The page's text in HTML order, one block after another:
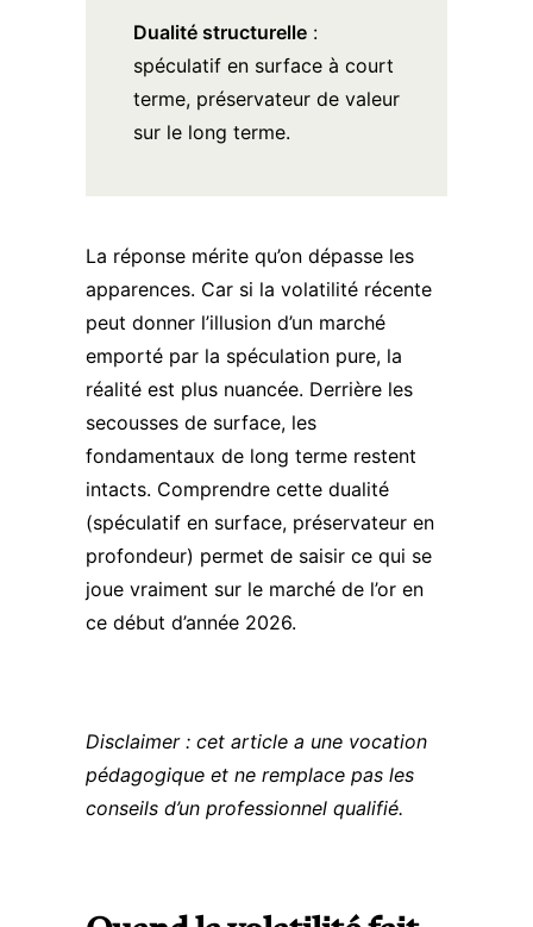
Dualité structurelle :
spéculatif en surface à court
terme, préservateur de valeur
sur le long terme.
La réponse mérite qu’on dépasse les
apparences. Car si la volatilité récente
peut donner l’illusion d’un marché
emporté par la spéculation pure, la
réalité est plus nuancée. Derrière les
secousses de surface, les
fondamentaux de long terme restent
intacts. Comprendre cette dualité
(spéculatif en surface, préservateur en
profondeur) permet de saisir ce qui se
joue vraiment sur le marché de l’or en
ce début d’année 2026.
Disclaimer : cet article a une vocation
pédagogique et ne remplace pas les
conseils d’un professionnel qualifié.